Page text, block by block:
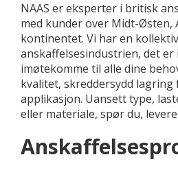
NAAS er eksperter i britisk
med kunder over Midt-Østen,
kontinentet. Vi har en
anskaffelsesindustrien, det er
imøtekomme til alle dine
kvalitet, skreddersydd
applikasjon. Uansett type,
eller materiale, spør du,